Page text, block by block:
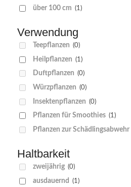
über 100 cm (1)
Verwendung
Teepflanzen (0)
Heilpflanzen (1)
Duftpflanzen (0)
Würzpflanzen (0)
Insektenpflanzen (0)
Pflanzen für Smoothies (1)
Pflanzen zur Schädlingsabwehr
Haltbarkeit
zweijährig (0)
ausdauernd (1)